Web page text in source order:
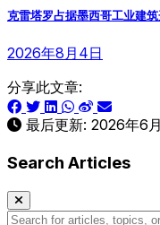
克雷塔罗占据墨西哥工业建
2026年8月4日
分享此文章:
最后更新: 2026年6
Search Articles